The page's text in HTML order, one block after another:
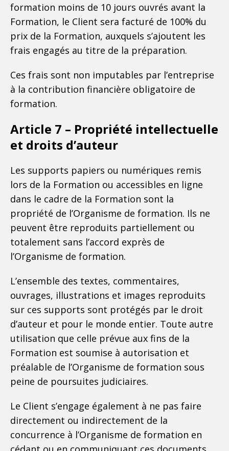
formation moins de 10 jours ouvrés avant la
Formation, le Client sera facturé de 100% du
prix de la Formation, auxquels s’ajoutent les
frais engagés au titre de la préparation.
Ces frais sont non imputables par l’entreprise
à la contribution financière obligatoire de
formation.
Article 7 – Propriété intellectuelle
et droits d’auteur
Les supports papiers ou numériques remis
lors de la Formation ou accessibles en ligne
dans le cadre de la Formation sont la
propriété de l’Organisme de formation. Ils ne
peuvent être reproduits partiellement ou
totalement sans l’accord exprès de
l’Organisme de formation.
L’ensemble des textes, commentaires,
ouvrages, illustrations et images reproduits
sur ces supports sont protégés par le droit
d’auteur et pour le monde entier. Toute autre
utilisation que celle prévue aux fins de la
Formation est soumise à autorisation et
préalable de l’Organisme de formation sous
peine de poursuites judiciaires.
Le Client s’engage également à ne pas faire
directement ou indirectement de la
concurrence à l’Organisme de formation en